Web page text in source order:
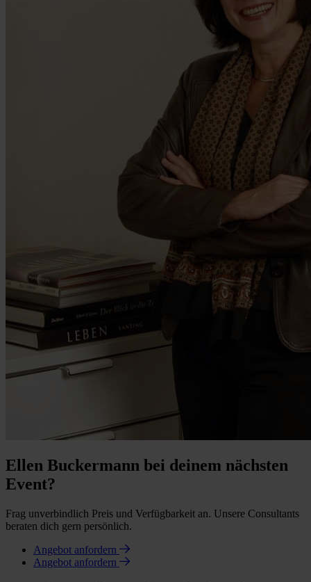
Ellen Buckermann bei deinem nächsten
Event?
Frag unverbindlich Preis und Verfügbarkeit an. Unsere Consultants
beraten dich gern persönlich.
Angebot anfordern
Angebot anfordern